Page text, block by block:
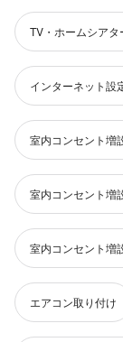
TV・ホームシアタ
インターネット設
室内コンセント増
室内コンセント増
室内コンセント増
エアコン取り付け